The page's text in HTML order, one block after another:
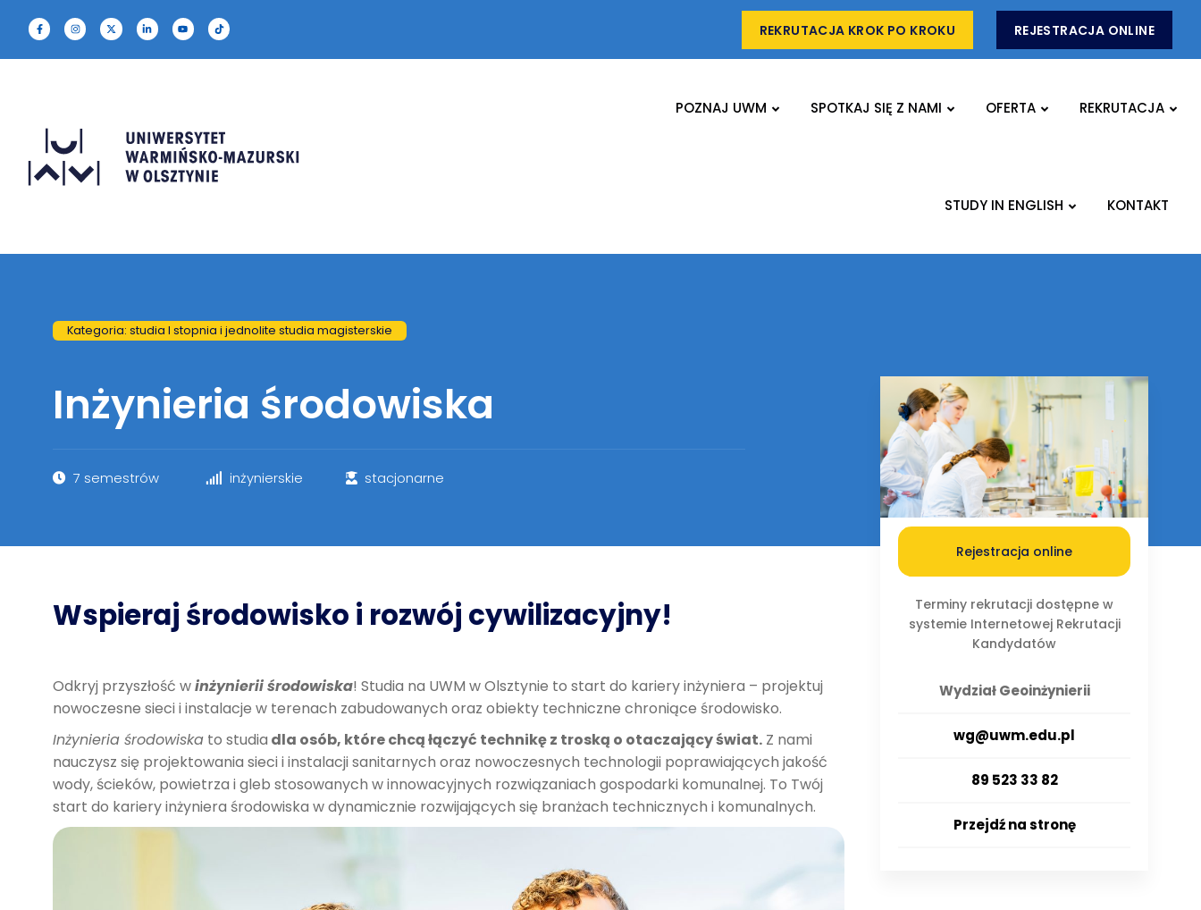
REKRUTACJA KROK PO KROKU REJESTRACJA ONLINE
POZNAJ UWM SPOTKAJ SIĘ Z NAMI OFERTA REKRUTACJA
STUDY IN ENGLISH KONTAKT
Kategoria: studia I stopnia i jednolite studia magisterskie
Inżynieria środowiska
7 semestrów inżynierskie stacjonarne
Wspieraj środowisko i rozwój cywilizacyjny!
Odkryj przyszłość winżynierii środowiska! Studia na UWM w Olsztynie to start do kariery inżyniera – projektuj
nowoczesne sieci i instalacje w terenach zabudowanych oraz obiekty techniczne chroniące środowisko.
Inżynieria środowiska to studia dla osób, które chcą łączyć technikę z troską o otaczający świat. Z nami
nauczysz się projektowania sieci i instalacji sanitarnych oraz nowoczesnych technologii poprawiających jakość
wody, ścieków, powietrza i gleb stosowanych w innowacyjnych rozwiązaniach gospodarki komunalnej. To Twój
start do kariery inżyniera środowiska w dynamicznie rozwijających się branżach technicznych i komunalnych.
Rejestracja online
Terminy rekrutacji dostępne w
systemie Internetowej Rekrutacji
Kandydatów
Wydział Geoinżynierii
wg@uwm.edu.pl
89 523 33 82
Przejdź na stronę